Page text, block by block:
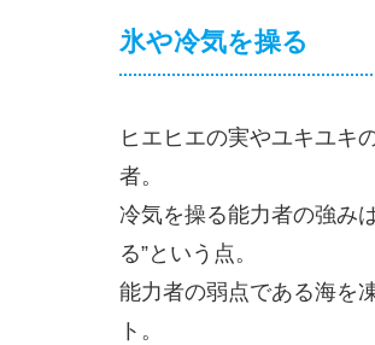
氷や冷気を操る
ヒエヒエの実やユキユキ
者。
冷気を操る能力者の強み
る”という点。
能力者の弱点である海を
ト。